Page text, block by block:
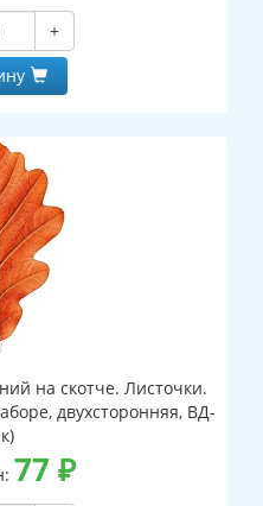
+
на скотче. Листочки.
двухсторонняя, ВД-
77 ₽